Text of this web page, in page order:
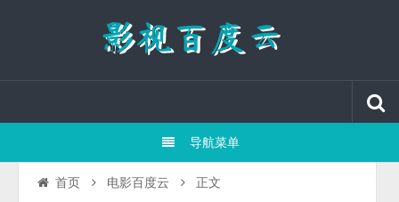
导航菜单
首页 电影百度云 正文